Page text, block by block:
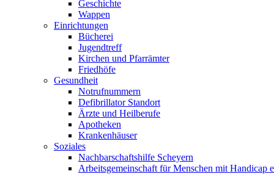
Geschichte
Wappen
Einrichtungen
Bücherei
Jugendtreff
Kirchen und Pfarrämter
Friedhöfe
Gesundheit
Notrufnummern
Defibrillator Standort
Ärzte und Heilberufe
Apotheken
Krankenhäuser
Soziales
Nachbarschaftshilfe Scheyern
Arbeitsgemeinschaft für Menschen mit Handicap